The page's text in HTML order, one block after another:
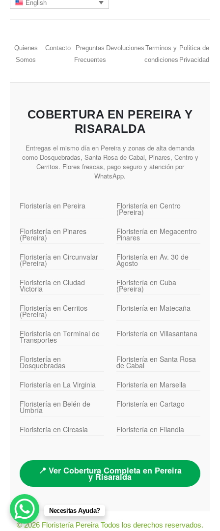
English
Quienes
Somos
Contacto
Preguntas
Frecuentes
Devoluciones Terminos y
condiciones
Politica de
Privacidad
COBERTURA EN PEREIRA Y
RISARALDA
Entregas el mismo día en Pereira y zonas de alta demanda
como Dosquebradas, Santa Rosa de Cabal, Pinares, Centro y
Cerritos. Flores frescas, pago seguro y atención por
WhatsApp.
Floristería en Pereira Floristería en Centro
(Pereira)
Floristería en Pinares
(Pereira)
Floristería en Megacentro
Pinares
Floristería en Circunvalar
(Pereira)
Floristería en Av. 30 de
Agosto
Floristería en Ciudad
Victoria
Floristería en Cuba
(Pereira)
Floristería en Cerritos
(Pereira)
Floristería en Matecaña
Floristería en Terminal de
Transportes
Floristería en Villasantana
Floristería en
Dosquebradas
Floristería en Santa Rosa
de Cabal
Floristería en La Virginia
Floristería en Marsella
Floristería en Belén de
Umbría
Floristería en Cartago
Floristería en Circasia Floristería en Filandia
📍 Ver Cobertura Completa en Pereira
y Risaralda
© 2026 Floristería Pereira Todos los derechos reservados.
Necesitas Ayuda?